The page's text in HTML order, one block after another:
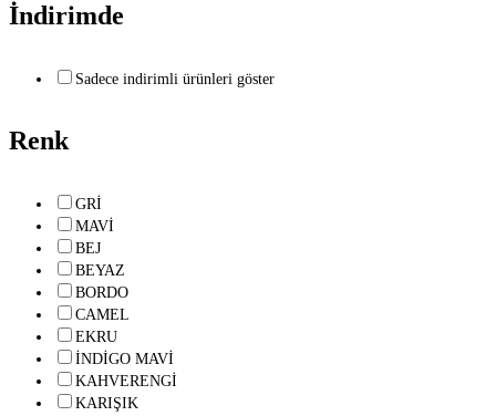
İndirimde
Sadece indirimli ürünleri göster
Renk
GRİ
MAVİ
BEJ
BEYAZ
BORDO
CAMEL
EKRU
İNDİGO MAVİ
KAHVERENGİ
KARIŞIK